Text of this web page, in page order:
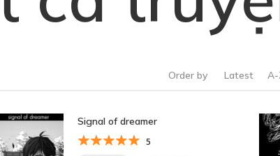
Order by Latest A-
Signal of dreamer
5